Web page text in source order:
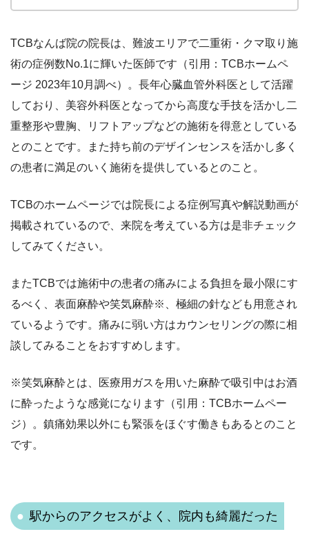
TCBなんば院の院長は、難波エリアで二重術・クマ取り施
術の症例数No.1に輝いた医師です（引用：TCBホームペ
ージ 2023年10月調べ）。長年心臓血管外科医として活躍
しており、美容外科医となってから高度な手技を活かし二
重整形や豊胸、リフトアップなどの施術を得意としている
とのことです。また持ち前のデザインセンスを活かし多く
の患者に満足のいく施術を提供しているとのこと。
TCBのホームページでは院長による症例写真や解説動画が
掲載されているので、来院を考えている方は是非チェック
してみてください。
またTCBでは施術中の患者の痛みによる負担を最小限にす
るべく、表面麻酔や笑気麻酔※
、極細の針なども用意され
ているようです。痛みに弱い方はカウンセリングの際に相
談してみることをおすすめします。
※笑気麻酔とは、医療用ガスを用いた麻酔で吸引中はお酒
に酔ったような感覚になります（引用：TCBホームペー
ジ）。鎮痛効果以外にも緊張をほぐす働きもあるとのこと
です。
駅からのアクセスがよく、院内も綺麗だった